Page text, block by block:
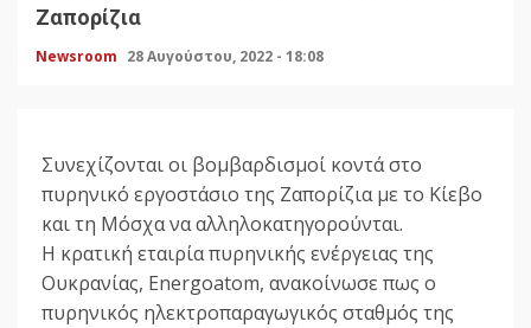
Ζαπορίζια
Newsroom 28 Αυγούστου, 2022 - 18:08
Συνεχίζονται οι βομβαρδισμοί κοντά στο
πυρηνικό εργοστάσιο της Ζαπορίζια με το Κίεβο
και τη Μόσχα να αλληλοκατηγορούνται.
Η κρατική εταιρία πυρηνικής ενέργειας της
Ουκρανίας, Energoatom, ανακοίνωσε πως ο
πυρηνικός ηλεκτροπαραγωγικός σταθμός της